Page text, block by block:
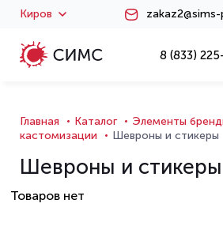
Киров
8 (833)
Главная Каталог
Элементы
кастомизации
Шевроны и стикеры
Шевроны и стикеры
Товаров нет